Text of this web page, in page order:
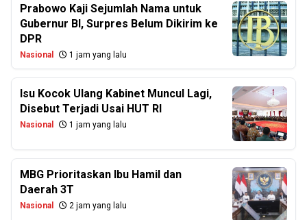
Prabowo Kaji Sejumlah Nama untuk
Gubernur BI, Surpres Belum Dikirim ke
DPR
Nasional 1 jam yang lalu
Isu Kocok Ulang Kabinet Muncul Lagi,
Disebut Terjadi Usai HUT RI
Nasional 1 jam yang lalu
MBG Prioritaskan Ibu Hamil dan
Daerah 3T
Nasional 2 jam yang lalu